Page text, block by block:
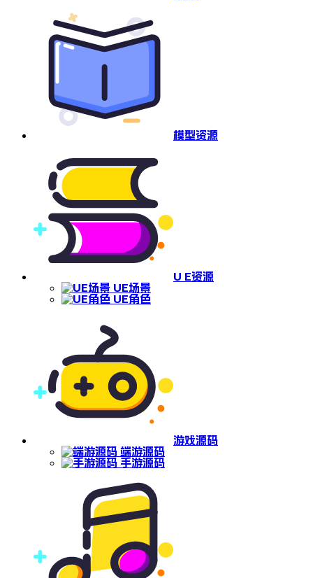
模型资源
U E资源
UE场景
UE角色
游戏源码
端游源码
手游源码